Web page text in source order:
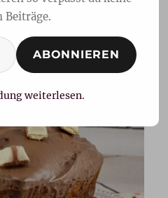
Beiträge.
ABONNIEREN
weiterlesen.